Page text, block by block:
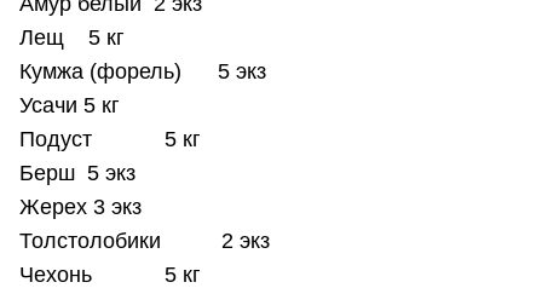
Лещ 5 кг
Кумжа (форель) 5 экз
Усачи 5 кг
Подуст 5 кг
Берш 5 экз
Жерех 3 экз
Толстолобики 2 экз
Чехонь 5 кг